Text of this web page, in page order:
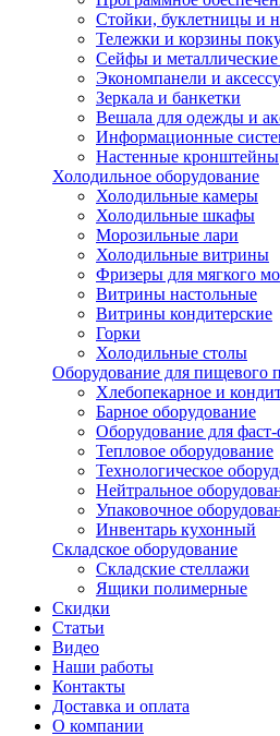
Стойки, буклетницы и
Тележки и корзины
Сейфы и
Экономпанели и
Зеркала и банкетки
Вешала для одежды и
Информационные
Настенные кронштейны
Холодильное оборудование
Холодильные камеры
Холодильные шкафы
Морозильные лари
Холодильные витрины
Фризеры для мягкого
Витрины настольные
Витрины кондитерские
Горки
Холодильные столы
Оборудование для пищевого
Хлебопекарное и
Барное оборудование
Оборудование для фаст-
Тепловое оборудование
Технологическое
Нейтральное
Упаковочное
Инвентарь кухонный
Складское оборудование
Складские стеллажи
Ящики полимерные
Скидки
Статьи
Видео
Наши работы
Контакты
Доставка и оплата
О компании